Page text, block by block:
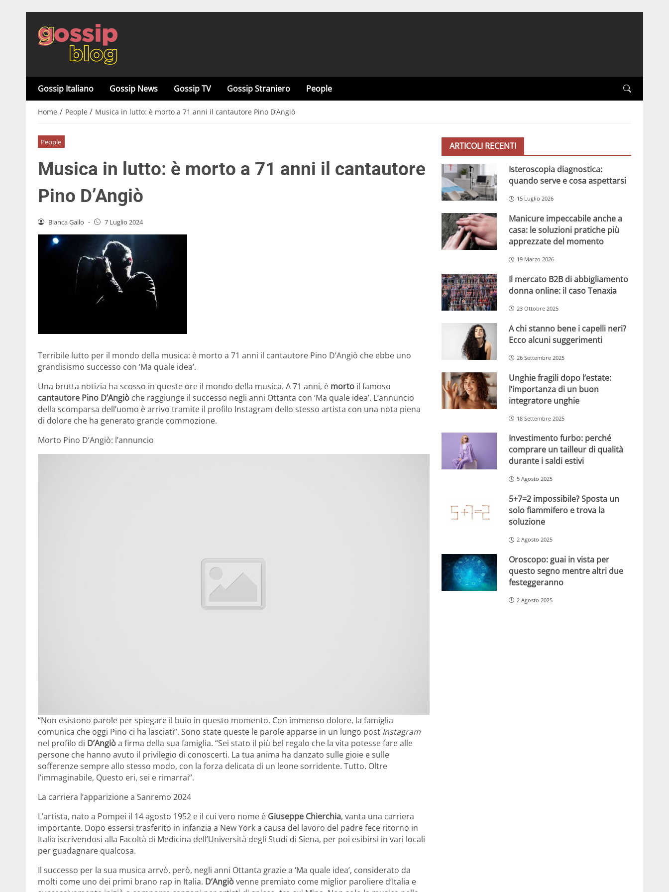
Gossip Italiano Gossip News Gossip TV Gossip Straniero People
Home / People / Musica in lutto: è morto a 71 anni il cantautore Pino D’Angiò
People
Musica in lutto: è morto a 71 anni il cantautore
Pino D’Angiò
Bianca Gallo - 7 Luglio 2024
Terribile lutto per il mondo della musica: è morto a 71 anni il cantautore Pino D’Angiò che ebbe uno
grandisismo successo con ‘Ma quale idea’.
Una brutta notizia ha scosso in queste ore il mondo della musica. A 71 anni, è morto il famoso
cantautore Pino D’Angiò che raggiunge il successo negli anni Ottanta con ‘Ma quale idea’. L’annuncio
della scomparsa dell’uomo è arrivo tramite il profilo Instagram dello stesso artista con una nota piena
di dolore che ha generato grande commozione.
Morto Pino D’Angiò: l’annuncio
“Non esistono parole per spiegare il buio in questo momento. Con immenso dolore, la famiglia
comunica che oggi Pino ci ha lasciati”. Sono state queste le parole apparse in un lungo post Instagram
nel profilo di D’Angiòa firma della sua famiglia. “Sei stato il più bel regalo che la vita potesse fare alle
persone che hanno avuto il privilegio di conoscerti. La tua anima ha danzato sulle gioie e sulle
sofferenze sempre allo stesso modo, con la forza delicata di un leone sorridente. Tutto. Oltre
l’immaginabile, Questo eri, sei e rimarrai”.
La carriera l’apparizione a Sanremo 2024
L’artista, nato a Pompei il 14 agosto 1952 e il cui vero nome è Giuseppe Chierchia, vanta una carriera
importante. Dopo essersi trasferito in infanzia a New York a causa del lavoro del padre fece ritorno in
Italia iscrivendosi alla Facoltà di Medicina dell’Università degli Studi di Siena, per poi esibirsi in vari locali
per guadagnare qualcosa.
Il successo per la sua musica arrvò, però, negli anni Ottanta grazie a ‘Ma quale idea’, considerato da
molti come uno dei primi brano rap in Italia. D’Angiòvenne premiato come miglior paroliere d’Italia e
ARTICOLI RECENTI
Isteroscopia diagnostica:
quando serve e cosa aspettarsi
15 Luglio 2026
Manicure impeccabile anche a
casa: le soluzioni pratiche più
apprezzate del momento
19 Marzo 2026
Il mercato B2B di abbigliamento
donna online: il caso Tenaxia
23 Ottobre 2025
A chi stanno bene i capelli neri?
Ecco alcuni suggerimenti
26 Settembre 2025
Unghie fragili dopo l’estate:
l’importanza di un buon
integratore unghie
18 Settembre 2025
Investimento furbo: perché
comprare un tailleur di qualità
durante i saldi estivi
5 Agosto 2025
5+7=2 impossibile? Sposta un
solo fiammifero e trova la
soluzione
2 Agosto 2025
Oroscopo: guai in vista per
questo segno mentre altri due
festeggeranno
2 Agosto 2025